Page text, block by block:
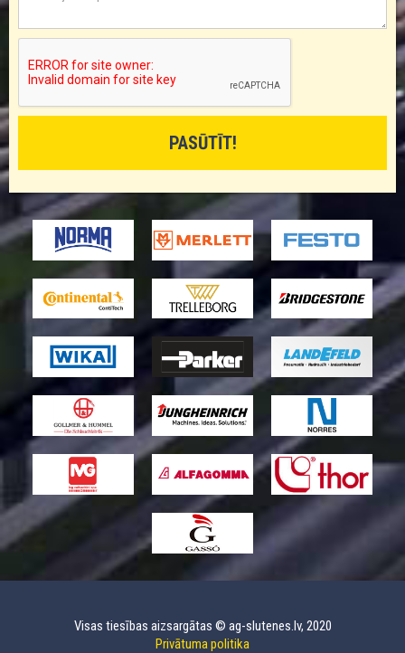
Visas tiesības aizsargātas © ag-slutenes.lv, 2020
Privātuma politika